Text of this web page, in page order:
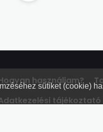
sütiket (cookie)
használjam?
tájékoztató